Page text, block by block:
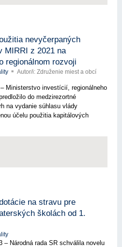
nevyčerpaných
MIRRI z 2021 na
regionálnom rozvoji
Autor/i: Združenie miest a obcí
Ministerstvo investícií, regionálneho
do medzirezortné
na vydanie súhlasu vlády
účelu použitia kapitálových
na stravu pre
školách od 1.
– Národná rada SR schválila novelu